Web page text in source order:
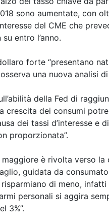
sono aumentate, con
del CME che
entro l’anno.
forte “presentano
una nuova analisi
della Fed di
crescita dei consumi
dei tassi d’interesse e
proporzionata”.
maggiore è rivolta verso la
guidata da
di meno, infatti
personali si aggira
3%”.